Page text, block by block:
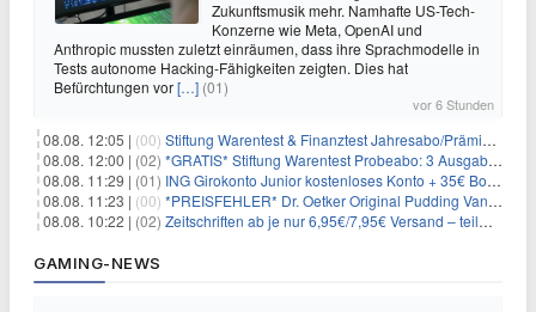
Zukunftsmusik mehr. Namhafte US-Tech-
Konzerne wie Meta, OpenAI und
Anthropic mussten zuletzt einräumen, dass ihre Sprachmodelle in
Tests autonome Hacking-Fähigkeiten zeigten. Dies hat
Befürchtungen vor[…] (01)
vor 6 Stunden
08.08. 12:05 | (00) Stiftung Warentest & Finanztest Jahresabo/Prämienabo für 35€ + Buchprämie
08.08. 12:00 | (02) *GRATIS* Stiftung Warentest Probeabo: 3 Ausgaben gratis im Wert von 25,20€
08.08. 11:29 | (01) ING Girokonto Junior kostenloses Konto + 35€ Bonus
08.08. 11:23 | (00) *PREISFEHLER* Dr. Oetker Original Pudding Vanille 22er-Pack für 2,97€
08.08. 10:22 | (02) Zeitschriften ab je nur 6,95€/7,95€ Versand – teilweise selbstkündigend!
GAMING-NEWS